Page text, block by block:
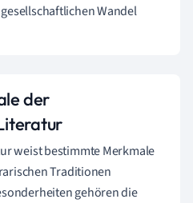
Wandel
der
weist bestimmte Merkmale
Traditionen
gehören die